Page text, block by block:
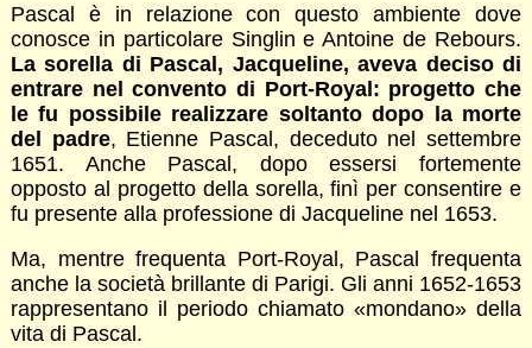
Pascal è in relazione con questo ambiente dove
conosce in particolare Singlin e Antoine de Rebours.
La sorella di Pascal, Jacqueline, aveva deciso di
entrare nel convento di Port-Royal: progetto che
le fu possibile realizzare soltanto dopo la morte
del padre, Etienne Pascal, deceduto nel settembre
1651. Anche Pascal, dopo essersi fortemente
opposto al progetto della sorella, finì per consentire e
fu presente alla professione di Jacqueline nel 1653.
Ma, mentre frequenta Port-Royal, Pascal frequenta
anche la società brillante di Parigi. Gli anni 1652-1653
rappresentano il periodo chiamato «mondano» della
vita di Pascal.